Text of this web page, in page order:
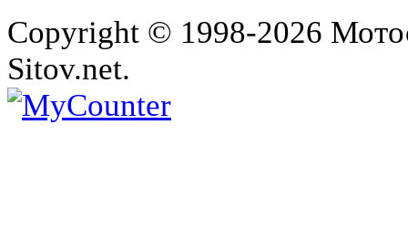
Copyright © 1998-2026
Sitov.net.